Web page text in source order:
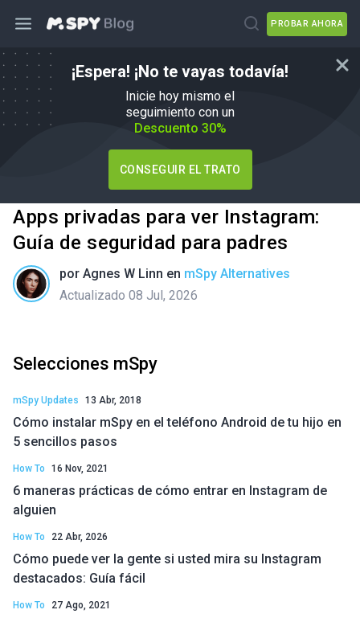
PROBAR AHORA
¡Espera! ¡No te vayas todavía!
Inicie hoy mismo el
seguimiento con un
Descuento 30%
CONSEGUIR EL TRATO
Apps privadas para ver Instagram:
Guía de seguridad para padres
por Agnes W Linn en mSpy Alternatives
Actualizado 08 Jul, 2026
Selecciones mSpy
mSpy Updates 13 Abr, 2018
Cómo instalar mSpy en el teléfono Android de tu hijo en
5 sencillos pasos
How To 16 Nov, 2021
6 maneras prácticas de cómo entrar en Instagram de
alguien
How To 22 Abr, 2026
Cómo puede ver la gente si usted mira su Instagram
destacados: Guía fácil
How To 27 Ago, 2021